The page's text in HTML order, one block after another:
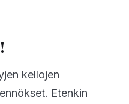
kellojen
Etenkin